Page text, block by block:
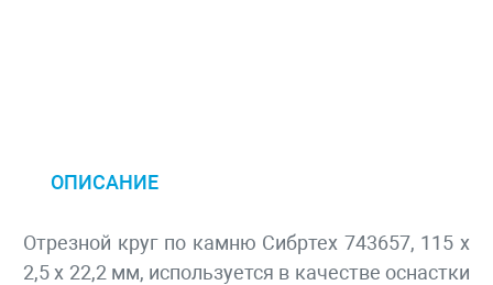
ОПИСАНИЕ
Отрезной круг по камню Сибртех 743657, 115 х
2,5 х 22,2 мм, используется в качестве оснастки